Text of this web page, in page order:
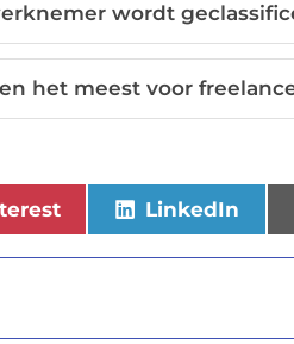
wordt
het meest voor
LinkedIn